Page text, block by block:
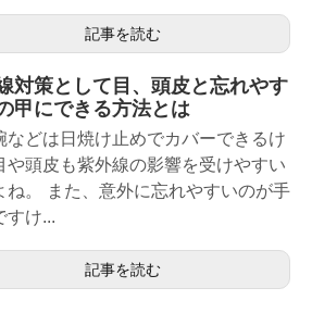
記事を読む
対策として目、頭皮と忘れやす
甲にできる方法とは
などは日焼け止めでカバーできるけ
や頭皮も紫外線の影響を受けやすい
ね。 また、意外に忘れやすいのが手
すけ...
記事を読む